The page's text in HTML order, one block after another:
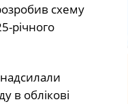
схему
річного
в облікові